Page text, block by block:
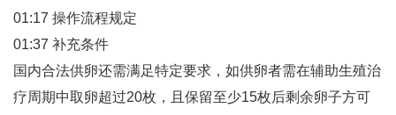
01:17 操作流程规定
01:37 补充条件
国内合法供卵还需满足特定要求，如供卵者需在辅助生殖治
疗周期中取卵超过20枚，且保留至少15枚后剩余卵子方可